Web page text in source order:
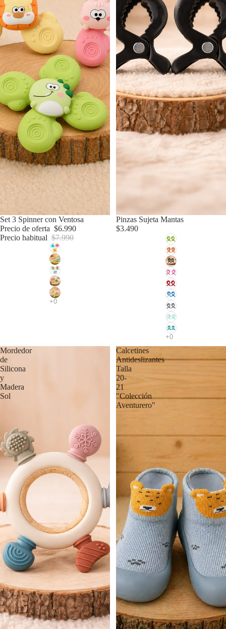
Oferta
Set 3 Spinner con Ventosa
Precio de oferta $6.990
Precio habitual $7.990
Pinzas Sujeta Mantas
$3.490
Mordedor
de
Silicona
y
Madera
Sol
Calcetines
Antideslizantes
Talla
20-
21
"Colección
Aventurero"